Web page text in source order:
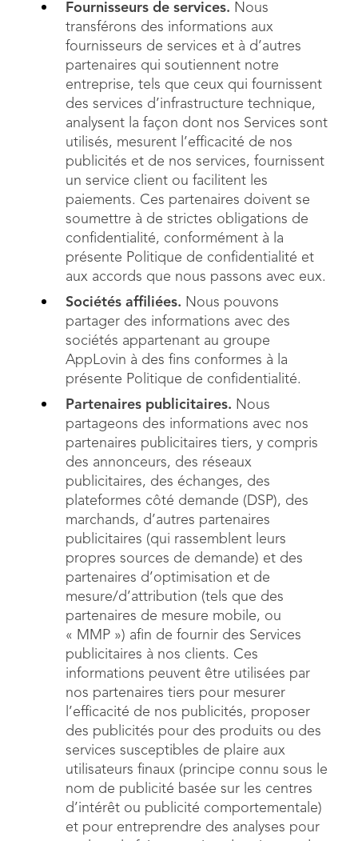
Fournisseurs de services. Nous
transférons des informations aux
fournisseurs de services et à d’autres
partenaires qui soutiennent notre
entreprise, tels que ceux qui fournissent
des services d’infrastructure technique,
analysent la façon dont nos Services sont
utilisés, mesurent l’efficacité de nos
publicités et de nos services, fournissent
un service client ou facilitent les
paiements. Ces partenaires doivent se
soumettre à de strictes obligations de
confidentialité, conformément à la
présente Politique de confidentialité et
aux accords que nous passons avec eux.
Sociétés affiliées. Nous pouvons
partager des informations avec des
sociétés appartenant au groupe
AppLovin à des fins conformes à la
présente Politique de confidentialité.
Partenaires publicitaires. Nous
partageons des informations avec nos
partenaires publicitaires tiers, y compris
des annonceurs, des réseaux
publicitaires, des échanges, des
plateformes côté demande (DSP), des
marchands, d’autres partenaires
publicitaires (qui rassemblent leurs
propres sources de demande) et des
partenaires d’optimisation et de
mesure/d’attribution (tels que des
partenaires de mesure mobile, ou
« MMP ») afin de fournir des Services
publicitaires à nos clients. Ces
informations peuvent être utilisées par
nos partenaires tiers pour mesurer
l’efficacité de nos publicités, proposer
des publicités pour des produits ou des
services susceptibles de plaire aux
utilisateurs finaux (principe connu sous le
nom de publicité basée sur les centres
d’intérêt ou publicité comportementale)
et pour entreprendre des analyses pour